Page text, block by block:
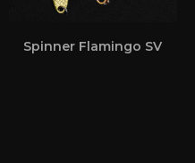
Spinner Flamingo SV